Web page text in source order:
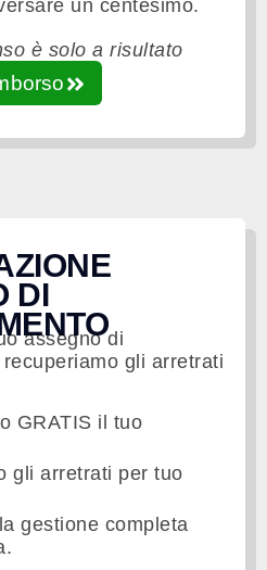
un centesimo.
è solo a risultato
DI
assegno di
gli arretrati
GRATIS il tuo
gli arretrati per tuo
gestione completa